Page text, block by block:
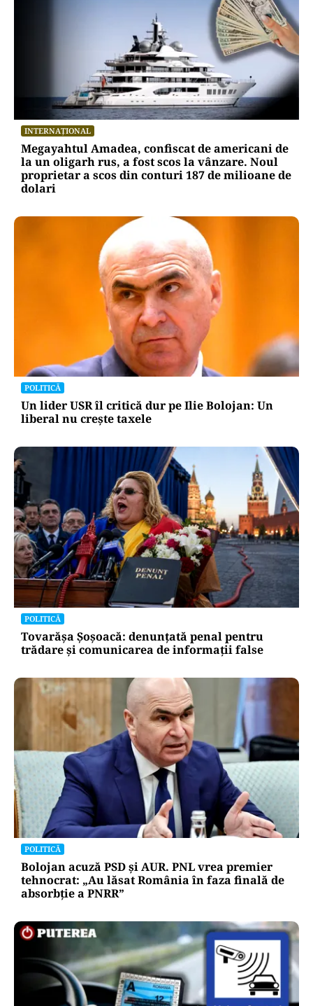
INTERNAȚIONAL
Megayahtul Amadea, confiscat de americani de
la un oligarh rus, a fost scos la vânzare. Noul
proprietar a scos din conturi 187 de milioane de
dolari
POLITICĂ
Un lider USR îl critică dur pe Ilie Bolojan: Un
liberal nu crește taxele
POLITICĂ
Tovarășa Șoșoacă: denunțată penal pentru
trădare și comunicarea de informații false
POLITICĂ
Bolojan acuză PSD și AUR. PNL vrea premier
tehnocrat: „Au lăsat România în faza finală de
absorbţie a PNRR”